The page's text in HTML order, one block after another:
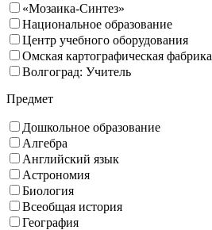
«Мозаика-Синтез»
Национальное образование
Центр учебного оборудования
Омская картографическая фабрика
Волгоград: Учитель
Предмет
Дошкольное образование
Алгебра
Английский язык
Астрономия
Биология
Всеобщая история
География